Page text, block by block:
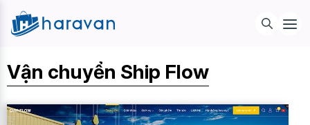
Vận chuyển Ship Flow